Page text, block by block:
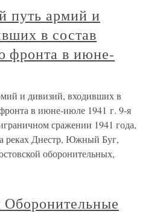
путь армий и
в состав
в июне-
и дивизий, входивших в
в июне-июле 1941 г. 9-я
сражении 1941 года,
реках Днестр, Южный Буг,
оборонительных,